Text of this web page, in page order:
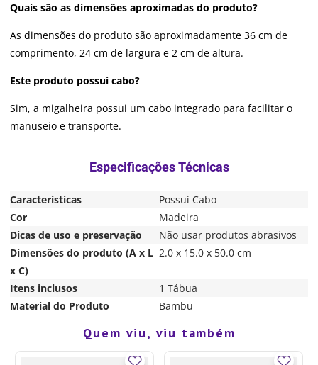
Quais são as dimensões aproximadas do produto?
As dimensões do produto são aproximadamente 36 cm de
comprimento, 24 cm de largura e 2 cm de altura.
Este produto possui cabo?
Sim, a migalheira possui um cabo integrado para facilitar o
manuseio e transporte.
Características
Possui Cabo
Cor
Madeira
Dicas de uso e preservação
Não usar produtos abrasivos
Dimensões do produto (A x L
x C)
2.0 x 15.0 x 50.0 cm
Itens inclusos
1 Tábua
Material do Produto
Bambu
Quem viu, viu também